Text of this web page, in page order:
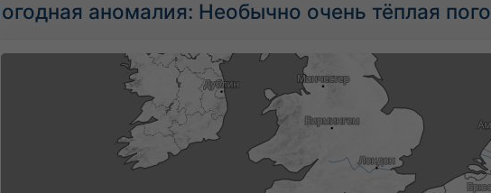
аномалия: Необычно очень тёплая